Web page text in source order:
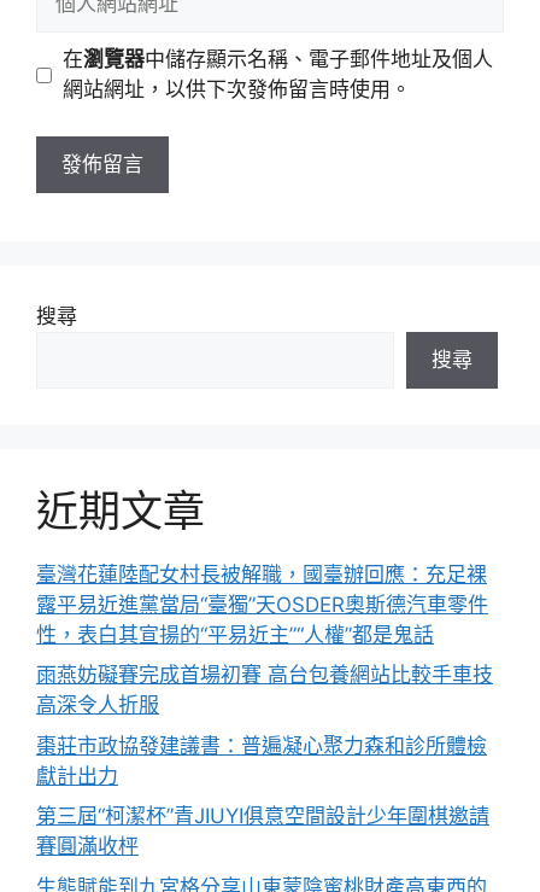
址
站
址
在瀏覽器中儲存顯示名稱、電子郵件地址及個人
網站網址，以供下次發佈留言時使用。
搜尋
搜尋
近期文章
臺灣花蓮陸配女村長被解職，國臺辦回應：充足裸
露平易近進黨當局“臺獨”天OSDER奧斯德汽車零件
性，表白其宣揚的“平易近主”“人權”都是鬼話
雨燕妨礙賽完成首場初賽 高台包養網站比較手車技
高深令人折服
棗莊市政協發建議書：普遍凝心聚力森和診所體檢
獻計出力
第三屆“柯潔杯”青JIUYI俱意空間設計少年圍棋邀請
賽圓滿收枰
生態賦能到九宮格分享山東蒙陰蜜桃財產高東西的